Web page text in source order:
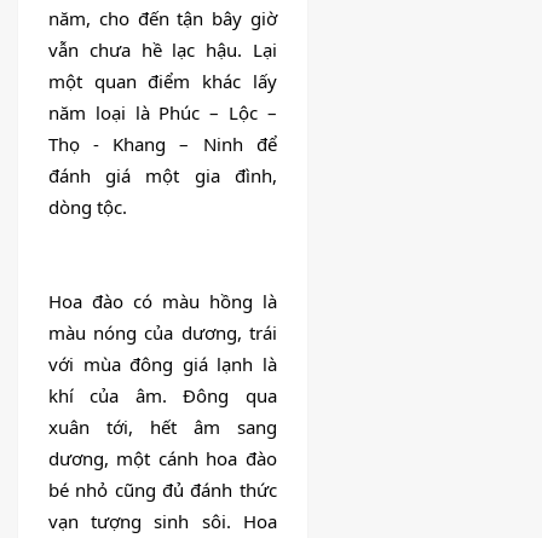
năm, cho đến tận bây giờ
vẫn chưa hề lạc hậu. Lại
một quan điểm khác lấy
năm loại là Phúc – Lộc –
Thọ - Khang – Ninh để
đánh giá một gia đình,
dòng tộc.
Hoa đào có màu hồng là
màu nóng của dương, trái
với mùa đông giá lạnh là
khí của âm. Đông qua
xuân tới, hết âm sang
dương, một cánh hoa đào
bé nhỏ cũng đủ đánh thức
vạn tượng sinh sôi. Hoa